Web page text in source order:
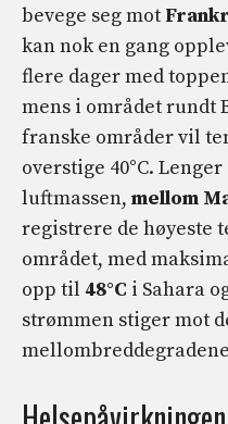
bevege seg mot
kan nok en gang
flere dager med
mens i området rundt
franske områder vil
overstige 40°C.
luftmassen, mellom
registrere de høyeste
området, med
opp til 48°C i Sahara
strømmen stiger mot